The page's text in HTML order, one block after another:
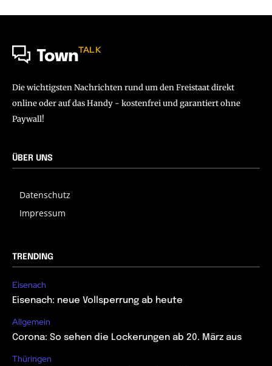
TownTALK
Die wichtigsten Nachrichten rund um den Freistaat direkt
online oder auf das Handy - kostenfrei und garantiert ohne
Paywall!
ÜBER UNS
Datenschutz
Impressum
TRENDING
Eisenach
Eisenach: neue Vollsperrung ab heute
Allgemein
Corona: So sehen die Lockerungen ab 20. März aus
Thüringen